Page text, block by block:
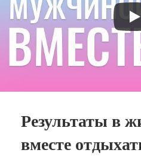
Результаты в
вместе